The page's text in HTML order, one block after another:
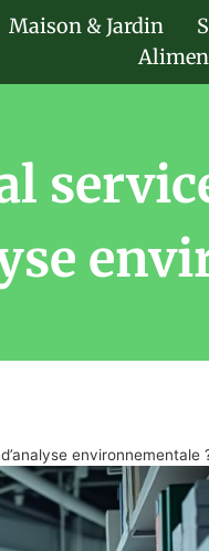
Maison & Jardin
environnementale